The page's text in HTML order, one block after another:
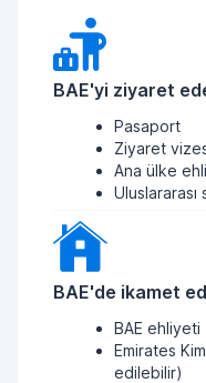
BAE'yi ziyaret
Pasaport
Ziyaret
Ana ülke
Uluslararası
BAE'de ikamet
BAE ehliyeti
Emirates
edilebilir)